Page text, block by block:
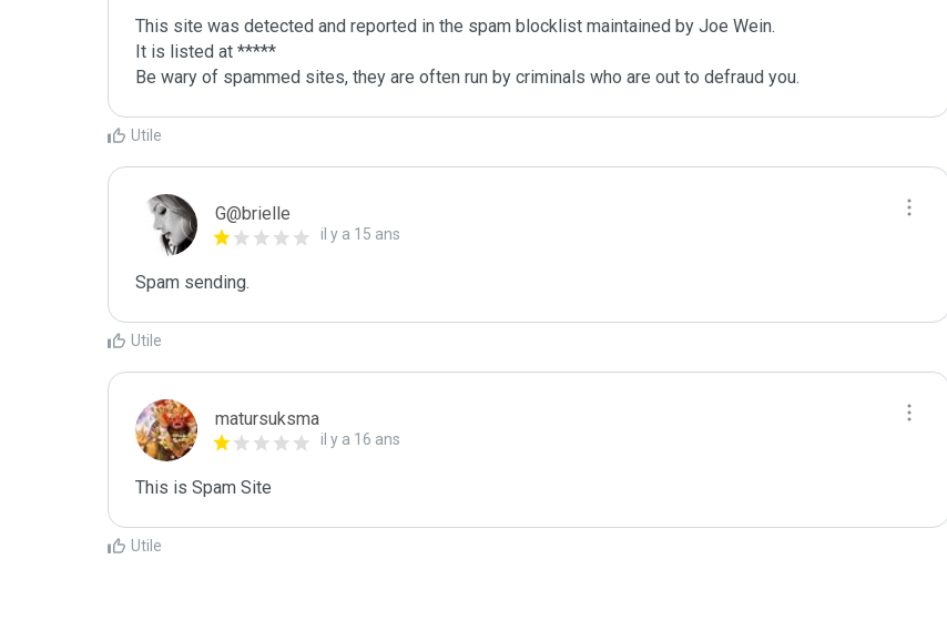
This site was detected and reported in the spam blocklist maintained by Joe Wein.
It is listed at *****
Be wary of spammed sites, they are often run by criminals who are out to defraud you.
Utile
G@brielle
il y a 15 ans
Spam sending.
Utile
matursuksma
il y a 16 ans
This is Spam Site
Utile